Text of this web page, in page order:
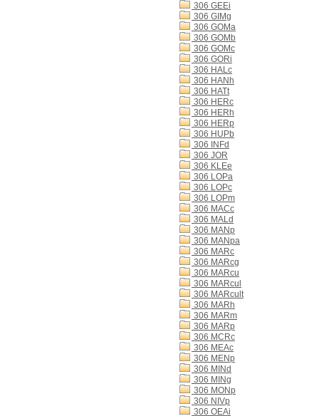
306 GEEi
306 GIMg
306 GOMa
306 GOMb
306 GOMc
306 GORi
306 HALc
306 HANh
306 HATt
306 HERc
306 HERh
306 HERp
306 HUPb
306 INFd
306 JOR
306 KLEe
306 LOPa
306 LOPc
306 LOPm
306 MACc
306 MALd
306 MANp
306 MANpa
306 MARc
306 MARcg
306 MARcu
306 MARcul
306 MARcult
306 MARh
306 MARm
306 MARp
306 MCRc
306 MEAc
306 MENp
306 MINd
306 MINg
306 MONp
306 NIVp
306 OEAi